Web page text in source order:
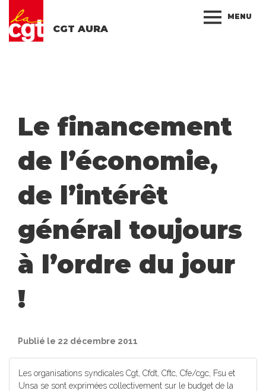
CGT AURA
MENU
Le financement
de l’économie,
de l’intérêt
général toujours
à l’ordre du jour
!
Publié le 22 décembre 2011
Les organisations syndicales Cgt, Cfdt, Cftc, Cfe/cgc, Fsu et
Unsa se sont exprimées collectivement sur le budget de la